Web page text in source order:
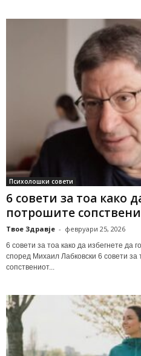
Психолошки совети
6 совети за тоа како
потрошите
Твое Здравје - февруари 25, 2026
6 совети за тоа како да избегнете да
според Михаил Лабковски 6 совети
сопствениот...